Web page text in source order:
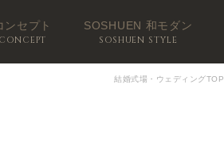
ンセプト
CONCEPT
SOSHUEN 和モダン
SOSHUEN STYLE
結婚式場・ウェディングTOP